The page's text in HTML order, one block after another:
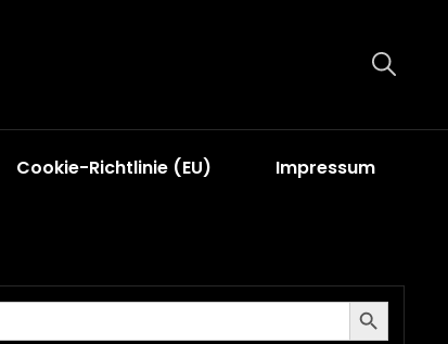
Cookie-Richtlinie (EU) Impressum
Search Button